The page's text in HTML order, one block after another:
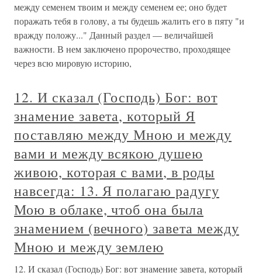
между семенем твоим и между семенем ее; оно будет
поражать тебя в голову, а ты будешь жалить его в пяту "и
вражду положу..." Данный раздел — величайшей
важности. В нем заключено пророчество, проходящее
через всю мировую историю,
12. И сказал (Господь) Бог: вот
знамение завета, который Я
поставляю между Мною и между
вами и между всякою душею
живою, которая с вами, в роды
навсегда: 13. Я полагаю радугу
Мою в облаке, чтоб она была
знамением (вечного) завета между
Мною и между землею
12. И сказал (Господь) Бог: вот знамение завета, который